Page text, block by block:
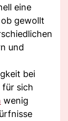
eine
gewollt
und
bei
für sich
wenig